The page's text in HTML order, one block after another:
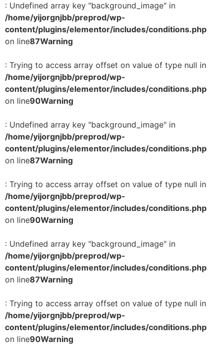
: Undefined array key "background_image" in
/home/yijorgnjbb/preprod/wp-
content/plugins/elementor/includes/conditions.php
on line87Warning
: Trying to access array offset on value of type null in
/home/yijorgnjbb/preprod/wp-
content/plugins/elementor/includes/conditions.php
on line90Warning
: Undefined array key "background_image" in
/home/yijorgnjbb/preprod/wp-
content/plugins/elementor/includes/conditions.php
on line87Warning
: Trying to access array offset on value of type null in
/home/yijorgnjbb/preprod/wp-
content/plugins/elementor/includes/conditions.php
on line90Warning
: Undefined array key "background_image" in
/home/yijorgnjbb/preprod/wp-
content/plugins/elementor/includes/conditions.php
on line87Warning
: Trying to access array offset on value of type null in
/home/yijorgnjbb/preprod/wp-
content/plugins/elementor/includes/conditions.php
on line90Warning